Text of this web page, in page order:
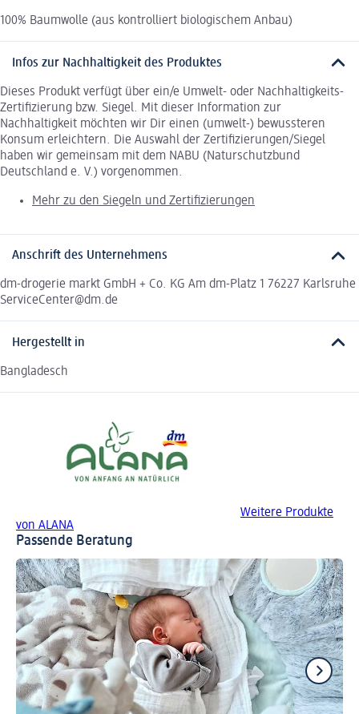
100% Baumwolle (aus kontrolliert biologischem Anbau)
Infos zur Nachhaltigkeit des Produktes
Dieses Produkt verfügt über ein/e Umwelt- oder Nachhaltigkeits-
Zertifizierung bzw. Siegel. Mit dieser Information zur
Nachhaltigkeit möchten wir Dir einen (umwelt-) bewussteren
Konsum erleichtern. Die Auswahl der Zertifizierungen/Siegel
haben wir gemeinsam mit dem NABU (Naturschutzbund
Deutschland e. V.) vorgenommen.
Mehr zu den Siegeln und Zertifizierungen
Anschrift des Unternehmens
dm-drogerie markt GmbH + Co. KG Am dm-Platz 1 76227 Karlsruhe
ServiceCenter@dm.de
Hergestellt in
Bangladesch
Weitere Produkte
von ALANA
Passende Beratung